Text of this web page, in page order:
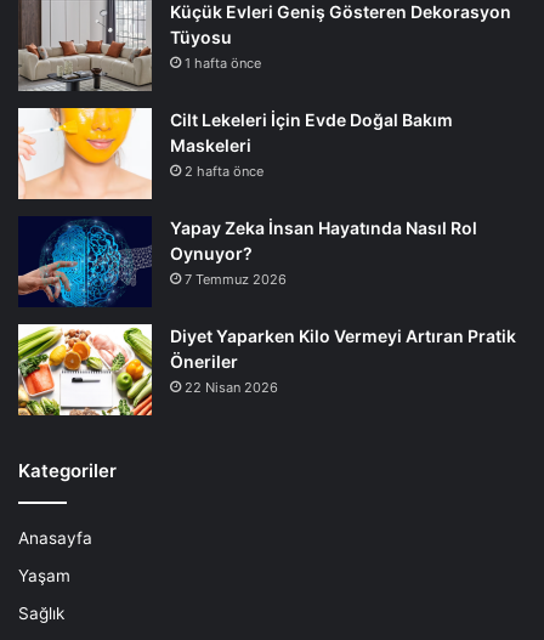
Küçük Evleri Geniş Gösteren Dekorasyon
Tüyosu
1 hafta önce
Cilt Lekeleri İçin Evde Doğal Bakım
Maskeleri
2 hafta önce
Yapay Zeka İnsan Hayatında Nasıl Rol
Oynuyor?
7 Temmuz 2026
Diyet Yaparken Kilo Vermeyi Artıran Pratik
Öneriler
22 Nisan 2026
Kategoriler
Anasayfa
Yaşam
Sağlık